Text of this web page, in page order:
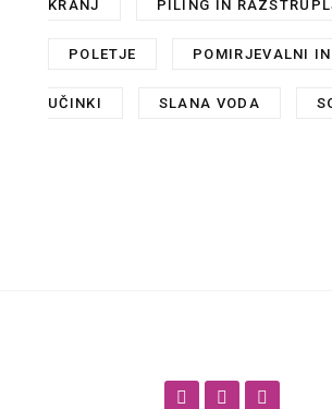
KRANJ PILING IN
POLETJE POMIRJEVALNI
UČINKI SLANA VODA